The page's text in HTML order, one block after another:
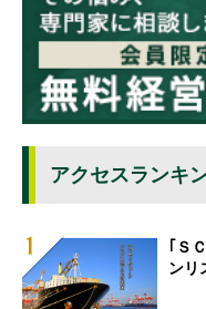
アクセスランキ
｢Ｓ
ンリ